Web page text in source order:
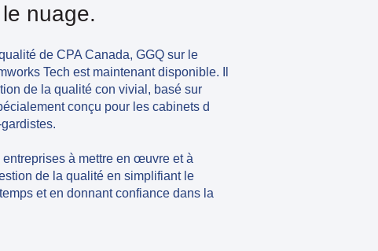
nuage.
de CPA Canada, GGQ sur le
Tech est maintenant disponible. Il
de la qualité con vivial, basé sur
conçu pour les cabinets d
à mettre en œuvre et à
de la qualité en simplifiant le
et en donnant confiance dans la